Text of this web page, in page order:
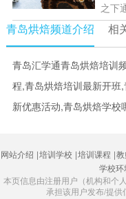
之下
硬的
水
青岛烘焙频道介绍 相
青岛汇学通青岛烘焙培训
程,青岛烘焙培训最新开班
新优惠活动,青岛烘焙学校
网站介绍 |培训学校 |培训课程 |
学校环
本页信息由注册用户（机构和个
承担该用户发布/提供